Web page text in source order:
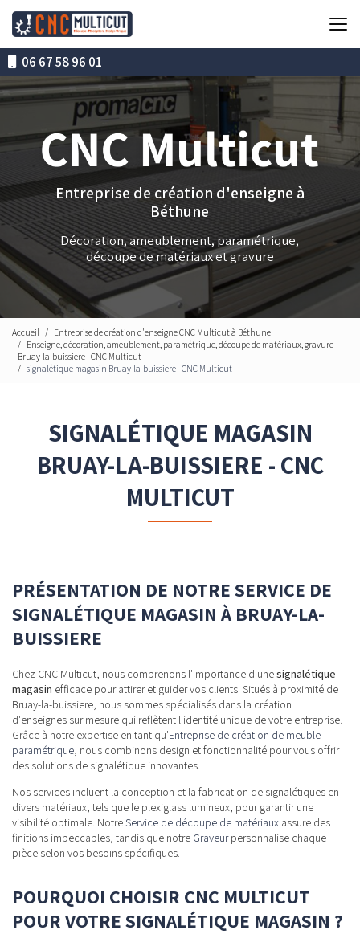
contenu
principal06 67 58 96 01
Entreprise de création d'enseigne à
Béthune
Décoration, ameublement, paramétrique,
découpe de matériaux et gravure
Accueil
Entreprise de création d'enseigne CNC Multicut à Béthune
Enseigne, décoration, ameublement, paramétrique, découpe de matériaux, gravure
Bruay-la-buissiere - CNC Multicut
signalétique magasin Bruay-la-buissiere - CNC Multicut
SIGNALÉTIQUE MAGASIN
BRUAY-LA-BUISSIERE - CNC
MULTICUT
PRÉSENTATION DE NOTRE SERVICE DE
SIGNALÉTIQUE MAGASIN À BRUAY-LA-
BUISSIERE
Chez CNC Multicut, nous comprenons l'importance d'unesignalétique
magasin efficace pour attirer et guider vos clients. Situés à proximité de
Bruay-la-buissiere, nous sommes spécialisés dans la création
d'enseignes sur mesure qui reflètent l'identité unique de votre entreprise.
Grâce à notre expertise en tant qu'Entreprise de création de meuble
paramétrique , nous combinons design et fonctionnalité pour vous offrir
des solutions de signalétique innovantes.
Nos services incluent la conception et la fabrication de signalétiques en
divers matériaux, tels que le plexiglass lumineux, pour garantir une
visibilité optimale. NotreService de découpe de matériaux assure des
finitions impeccables, tandis que notre Graveurpersonnalise chaque
pièce selon vos besoins spécifiques.
POURQUOI CHOISIR CNC MULTICUT
POUR VOTRE SIGNALÉTIQUE MAGASIN ?